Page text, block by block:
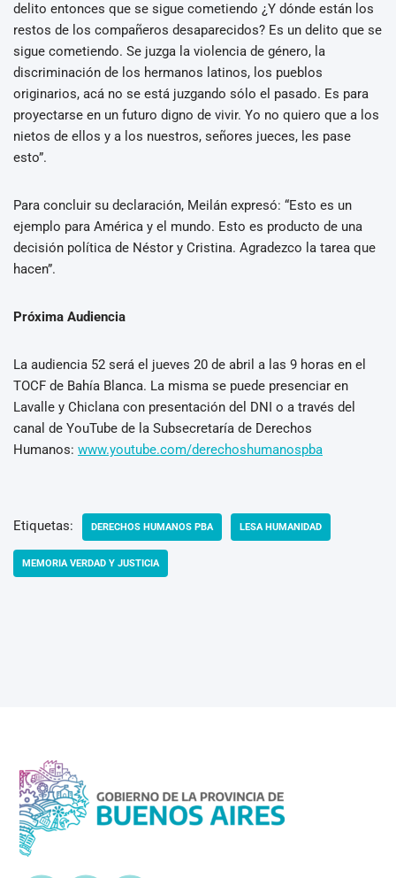
delito entonces que se sigue cometiendo ¿Y dónde están los
restos de los compañeros desaparecidos? Es un delito que se
sigue cometiendo. Se juzga la violencia de género, la
discriminación de los hermanos latinos, los pueblos
originarios, acá no se está juzgando sólo el pasado. Es para
proyectarse en un futuro digno de vivir. Yo no quiero que a los
nietos de ellos y a los nuestros, señores jueces, les pase
esto”.
Para concluir su declaración, Meilán expresó: “Esto es un
ejemplo para América y el mundo. Esto es producto de una
decisión política de Néstor y Cristina. Agradezco la tarea que
hacen”.
Próxima Audiencia
La audiencia 52 será el jueves 20 de abril a las 9 horas en el
TOCF de Bahía Blanca. La misma se puede presenciar en
Lavalle y Chiclana con presentación del DNI o a través del
canal de YouTube de la Subsecretaría de Derechos
Humanos: www.youtube.com/derechoshumanospba
Etiquetas: DERECHOS HUMANOS PBA LESA HUMANIDAD
MEMORIA VERDAD Y JUSTICIA